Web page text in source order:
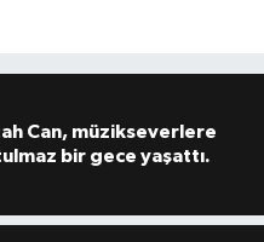
Can, müzikseverlere
bir gece yaşattı.